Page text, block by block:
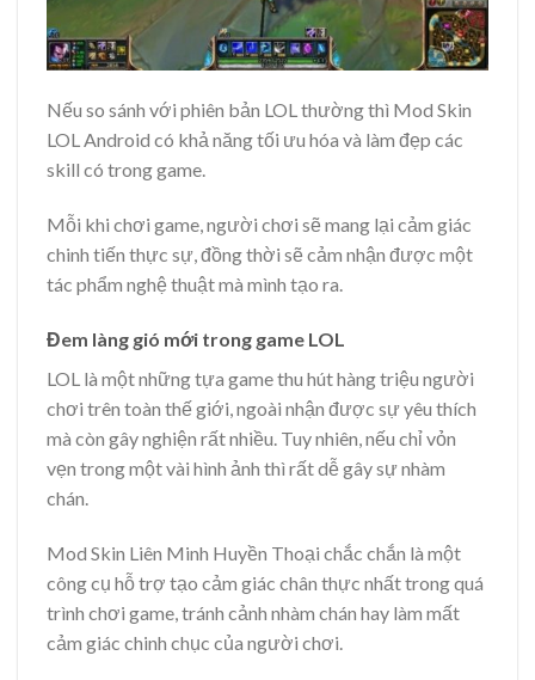
Nếu so sánh với phiên bản LOL thường thì Mod Skin
LOL Android có khả năng tối ưu hóa và làm đẹp các
skill có trong game.
Mỗi khi chơi game, người chơi sẽ mang lại cảm giác
chinh tiến thực sự, đồng thời sẽ cảm nhận được một
tác phẩm nghệ thuật mà mình tạo ra.
Đem làng gió mới trong game LOL
LOL là một những tựa game thu hút hàng triệu người
chơi trên toàn thế giới, ngoài nhận được sự yêu thích
mà còn gây nghiện rất nhiều. Tuy nhiên, nếu chỉ vỏn
vẹn trong một vài hình ảnh thì rất dễ gây sự nhàm
chán.
Mod Skin Liên Minh Huyền Thoại chắc chắn là một
công cụ hỗ trợ tạo cảm giác chân thực nhất trong quá
trình chơi game, tránh cảnh nhàm chán hay làm mất
cảm giác chinh chục của người chơi.